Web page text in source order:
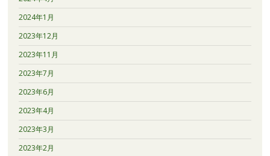
2024年1月
2023年12月
2023年11月
2023年7月
2023年6月
2023年4月
2023年3月
2023年2月